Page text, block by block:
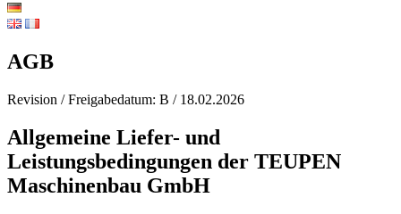
AGB
Revision / Freigabedatum: B / 18.02.2026
Allgemeine Liefer- und
Leistungsbedingungen der TEUPEN
Maschinenbau GmbH